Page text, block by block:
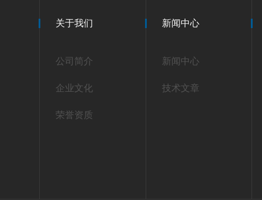
关于我们
公司简介
企业文化
荣誉资质
新闻中心
新闻中心
技术文章